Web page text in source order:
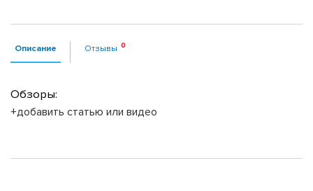
Описание Отзывы
Обзоры:
+добавить статью или видео